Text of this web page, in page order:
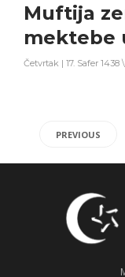
Muftija
mektebe
Četvrtak | 17. Safer 1438
PREVIOUS